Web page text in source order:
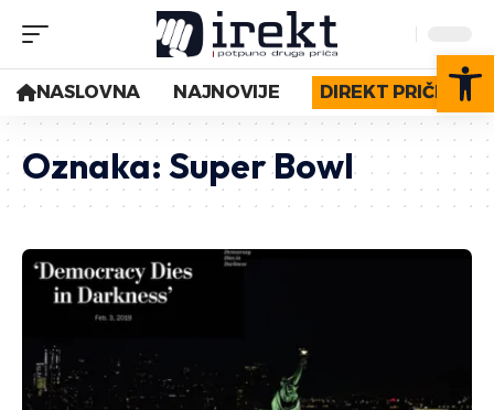
NASLOVNA NAJNOVIJE DIREKT PRIČE
Oznaka: Super Bowl